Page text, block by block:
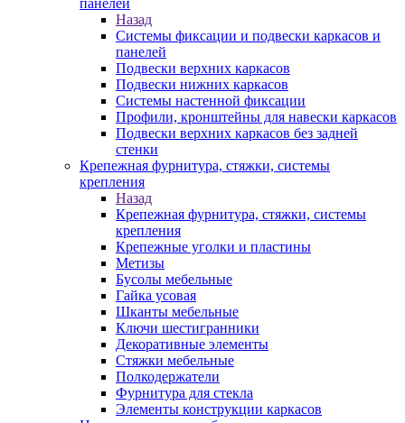
панелей
Назад
Системы фиксации и подвески каркасов и
панелей
Подвески верхних каркасов
Подвески нижних каркасов
Системы настенной фиксации
Профили, кронштейны для навески каркасов
Подвески верхних каркасов без задней
стенки
Крепежная фурнитура, стяжки, системы
крепления
Назад
Крепежная фурнитура, стяжки, системы
крепления
Крепежные уголки и пластины
Метизы
Бусолы мебельные
Гайка усовая
Шканты мебельные
Ключи шестигранники
Декоративные элементы
Стяжки мебельные
Полкодержатели
Фурнитура для стекла
Элементы конструкции каркасов